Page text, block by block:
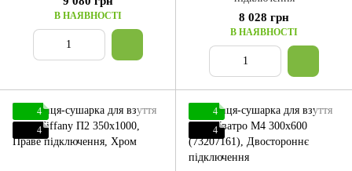
В НАЯВНОСТІ 8 028 грн
В НАЯВНОСТІ
4
4
4
4